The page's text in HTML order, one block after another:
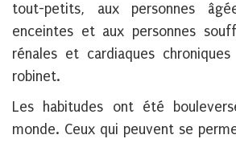
tout-petits, aux personnes
enceintes et aux personnes
rénales et cardiaques
robinet.
Les habitudes ont été
monde. Ceux qui peuvent se